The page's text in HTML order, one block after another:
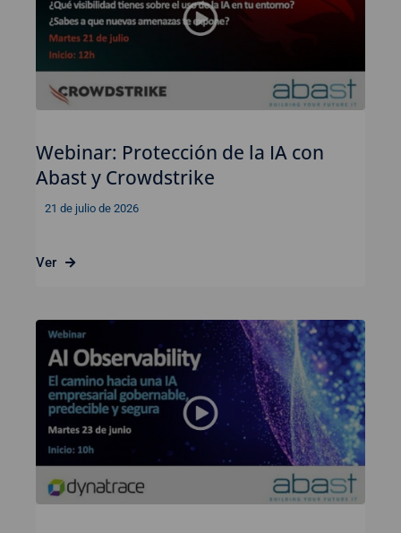
Webinar: Protección de la IA con
Abast y Crowdstrike
21 de julio de 2026
Ver